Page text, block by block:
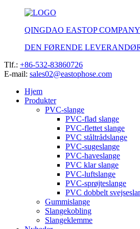
QINGDAO EASTOP
DEN FØRENDE
Tlf.: +86-532-83860726
E-mail: sales02@eastophose.com
Hjem
Produkter
PVC-slange
PVC-flad slange
PVC-flettet slange
PVC ståltrådslange
PVC-sugeslange
PVC-haveslange
PVC klar slange
PVC-luftslange
PVC-sprøjteslange
PVC dobbelt
Gummislange
Slangekobling
Slangeklemme